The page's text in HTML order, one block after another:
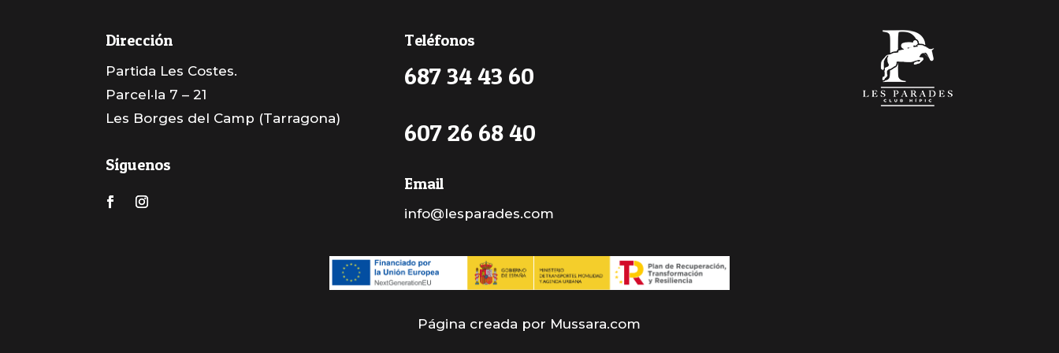
Dirección
Partida Les Costes.
Parcel·la 7 – 21
Les Borges del Camp (Tarragona)
Síguenos
Teléfonos
687 34 43 60
607 26 68 40
Email
info@lesparades.com
Página creada por Mussara.com